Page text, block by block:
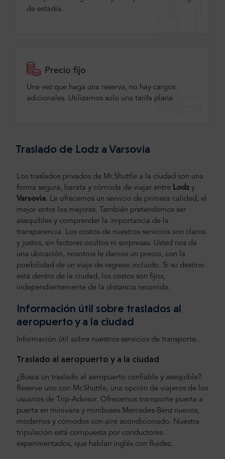
de estadía.
Precio fijo
Una vez que haga una reserva, no hay cargos
adicionales. Utilizamos solo una tarifa plana
Traslado de Lodz a Varsovia
Los traslados privados de Mr.Shuttle a la ciudad son una
forma segura, barata y cómoda de viajar entre Lodz y
Varsovia. Le ofrecemos un servicio de primera calidad, el
mejor entre los mejores. También pretendemos ser
asequibles y comprender la importancia de la
transparencia. Los costos de nuestros servicios son claros
y justos, sin factores ocultos ni sorpresas. Usted nos da
una ubicación, nosotros le damos un precio, con la
posibilidad de un viaje de regreso incluido. Si su destino
está dentro de la ciudad, los costos son fijos,
independientemente de la distancia recorrida.
Información útil sobre traslados al
aeropuerto y a la ciudad
Información útil sobre nuestros servicios de transporte.
Traslado al aeropuerto y a la ciudad
¿Busca un traslado al aeropuerto confiable y asequible?
Reserve uno con Mr.Shuttle, una opción de viajeros de los
usuarios de Trip-Advisor. Ofrecemos transporte puerta a
puerta en minivans y minibuses Mercedes-Benz nuevos,
modernos y cómodos con aire acondicionado. Nuestra
tripulación está compuesta por conductores
experimentados, que hablan inglés con fluidez.